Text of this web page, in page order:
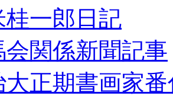
桂一郎日記
会関係新聞記事
大正期書画家